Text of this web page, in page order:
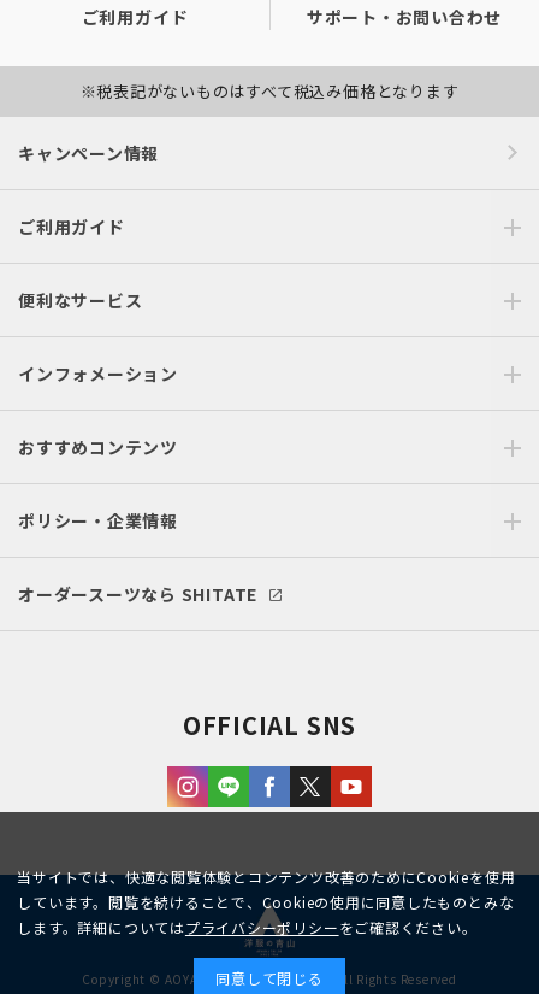
ご利用ガイド サポート・お問い合わせ
※税表記がないものはすべて税込み価格となります
キャンペーン情報
ご利用ガイド
便利なサービス
インフォメーション
おすすめコンテンツ
ポリシー・企業情報
オーダースーツなら SHITATE
OFFICIAL SNS
Copyright © AOYAMA TRADING Co.,Ltd. All Rights Reserved
当サイトでは、快適な閲覧体験とコンテンツ改善のためにCookieを使用
しています。閲覧を続けることで、Cookieの使用に同意したものとみな
します。詳細についてはプライバシーポリシーをご確認ください。
同意して閉じる